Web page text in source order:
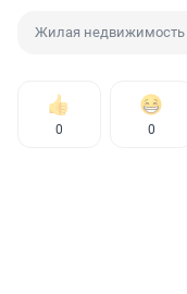
Жилая недвижимость
0 0